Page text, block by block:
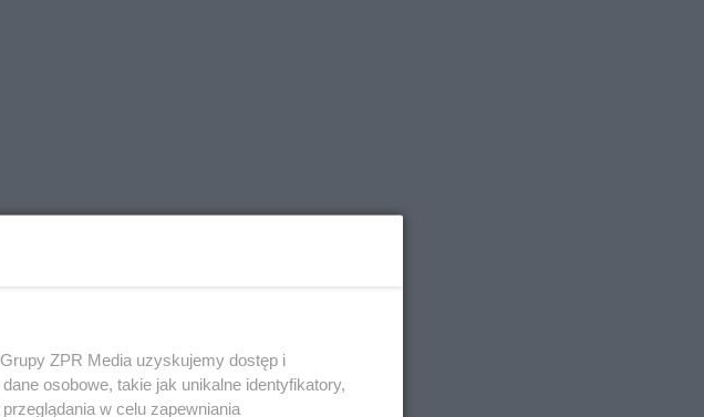
ZPR Media uzyskujemy dostęp i
osobowe, takie jak unikalne identyfikatory,
w celu zapewniania